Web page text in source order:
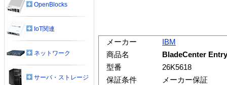
メーカー
IBM
商品名
BladeCenter
型番
26K5618
保証条件
メーカー保証
OpenBlocks
IoT関連
ネットワーク
サーバ・ストレージ